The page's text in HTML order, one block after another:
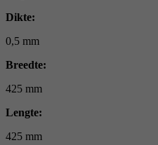
Dikte:
0,5 mm
Breedte:
425 mm
Lengte:
425 mm